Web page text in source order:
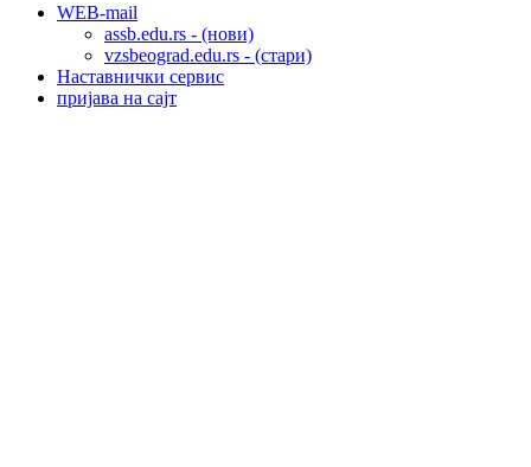
WEB-mail
assb.edu.rs - (нови)
vzsbeograd.edu.rs - (стари)
Наставнички сервис
пријава на сајт